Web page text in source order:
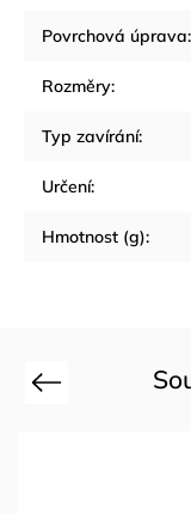
Povrchová úprava:
Rozměry:
Typ zavírání:
Určení:
Hmotnost (g):
Previous